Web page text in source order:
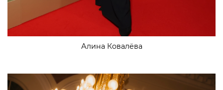
Алина Ковалёва